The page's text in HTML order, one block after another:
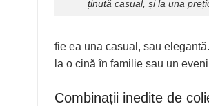
ținută casual, și la una
fie ea una casual, sau
la o cină în familie sau un
Combinații inedite de